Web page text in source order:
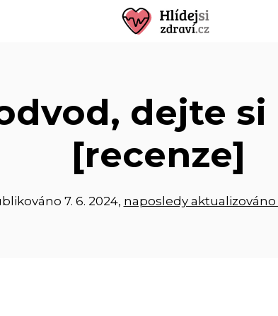
dejte
[recenze]
7. 6. 2024, naposledy aktualizováno